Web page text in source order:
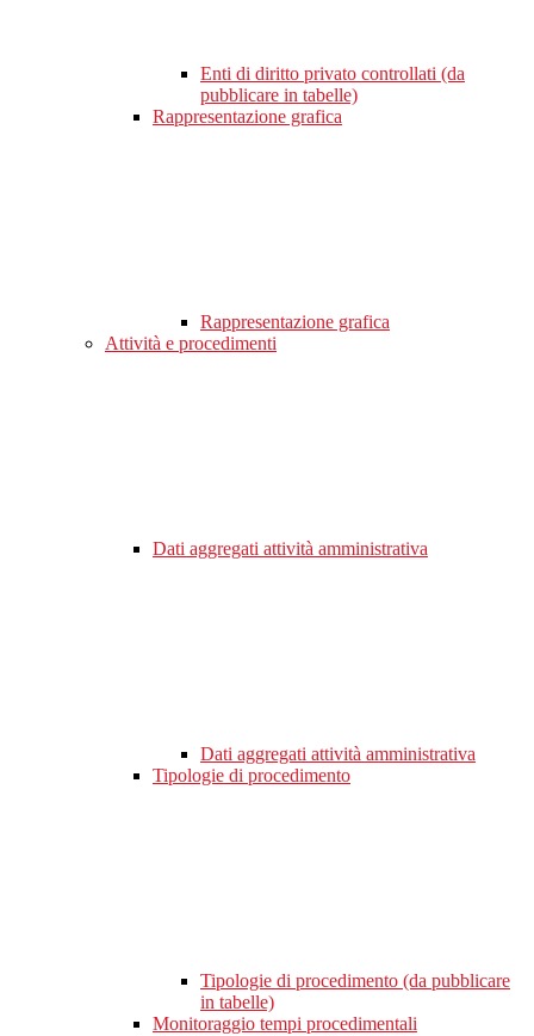
Enti di diritto privato controllati (da
pubblicare in tabelle)
Rappresentazione grafica
Rappresentazione grafica
Attività e procedimenti
Dati aggregati attività amministrativa
Dati aggregati attività amministrativa
Tipologie di procedimento
Tipologie di procedimento (da pubblicare
in tabelle)
Monitoraggio tempi procedimentali